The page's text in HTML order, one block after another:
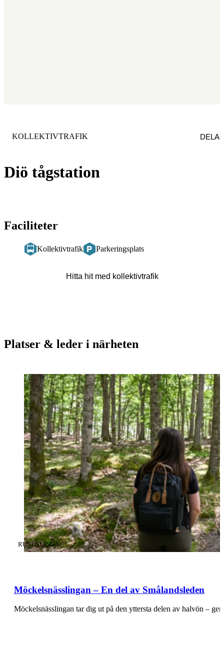
Diö tågstation
KATEGORI:
KOLLEKTIVTRAFIK DELA
Faciliteter
Kollektivtrafik Parkeringsplats
Hitta hit med kollektivtrafik
Platser & leder i närheten
Möckelsnässlingan – En del av Smålandsleden
KATEGORI:
RUNDSLINGA
Möckelsnässlingan tar dig ut på den yttersta delen av halvön –